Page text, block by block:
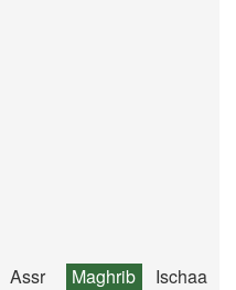
Assr Maghrib Ischaa